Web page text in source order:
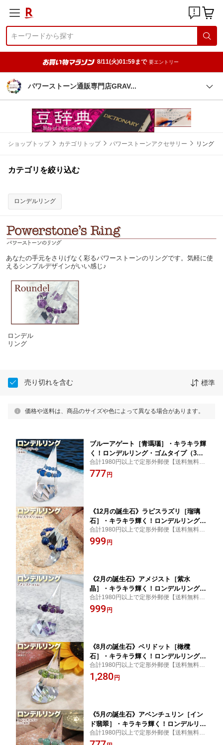
8/11(火)01:59まで 要エントリー
パワーストーン通販専門店GRAV
ショップトップ カテゴリトップ パワーストーンアクセサリー リング
カテゴリを絞り込む
ロンデルリング
あなたの手元をさりげなく彩るパワーストーンのリングです。気軽に使
えるシンプルデザインがいい感じ♪
ロンデル
リング
売り切れを含む 標準
価格や送料は、商品のサイズや色によって異なる場合があります。
ブルーアゲート［青瑪瑙］・キラキラ輝
く！ロンデルリング・ゴムタイプ（3号
／6号／9号／12号／15号／18号）・パ
ワーストーン・天然石・ハンドメイド・
合計1980円以上で定形外郵便【送料無料】
サイズが選べる！
777円
《12月の誕生石》ラピスラズリ［瑠璃
石］・キラキラ輝く！ロンデルリング・
ゴムタイプ（3号／6号／9号／12号／15
号／18号）・パワーストーン・天然石・
合計1980円以上で定形外郵便【送料無料】
サイズが選べる！
999円
《2月の誕生石》アメジスト［紫水
晶］・キラキラ輝く！ロンデルリング・
ゴムタイプ（3号／6号／9号／12号／15
号／18号）・パワーストーン・天然石・
合計1980円以上で定形外郵便【送料無料】
サイズが選べる！
999円
《8月の誕生石》ペリドット［橄欖
石］・キラキラ輝く！ロンデルリング・
ゴムタイプ（3号／6号／9号／12号／15
号／18号）・パワーストーン・天然石・
合計1980円以上で定形外郵便【送料無料】
サイズが選べる！
1,280円
《5月の誕生石》アベンチュリン［イン
ド翡翠］・キラキラ輝く！ロンデルリン
グ・ゴムタイプ（3号／6号／9号／12号
／15号／18号）・パワーストーン・天然
合計1980円以上で定形外郵便【送料無料】
サイズが選べる！